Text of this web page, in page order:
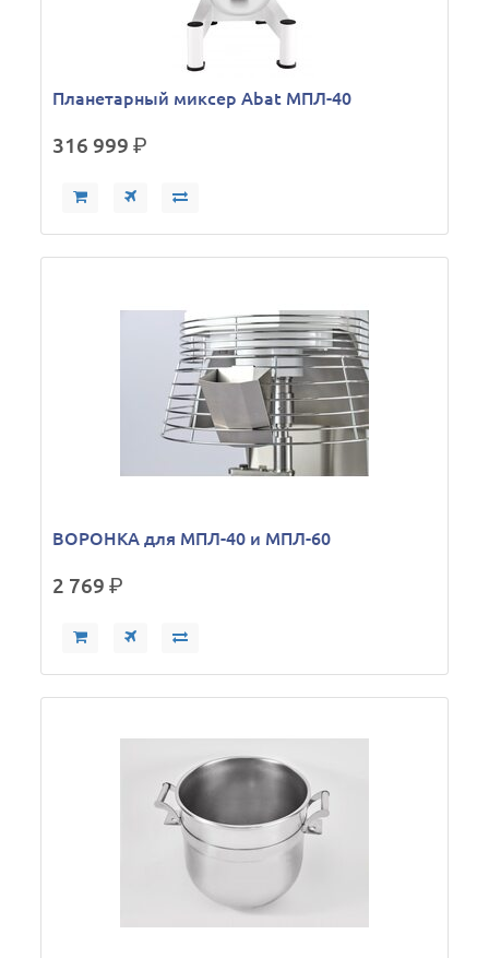
Планетарный миксер Abat МПЛ-40
316 999р.
ВОРОНКА для МПЛ-40 и МПЛ-60
2 769р.